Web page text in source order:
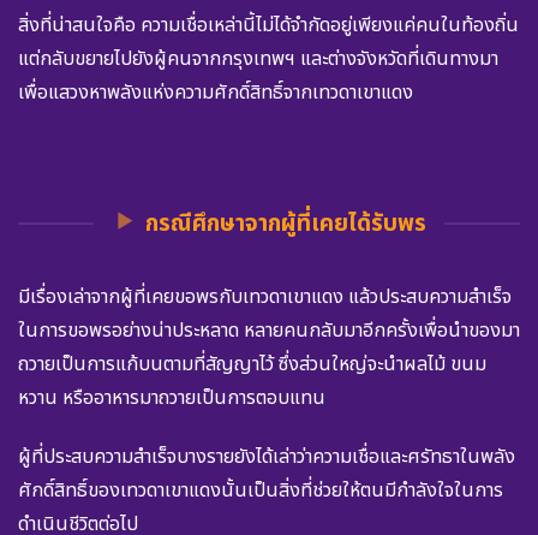
สิ่งที่น่าสนใจคือ ความเชื่อเหล่านี้ไม่ได้จำกัดอยู่เพียงแค่คนในท้องถิ่น
แต่กลับขยายไปยังผู้คนจากกรุงเทพฯ และต่างจังหวัดที่เดินทางมา
เพื่อแสวงหาพลังแห่งความศักดิ์สิทธิ์จากเทวดาเขาแดง
กรณีศึกษาจากผู้ที่เคยได้รับพร
มีเรื่องเล่าจากผู้ที่เคยขอพรกับเทวดาเขาแดง แล้วประสบความสำเร็จ
ในการขอพรอย่างน่าประหลาด หลายคนกลับมาอีกครั้งเพื่อนำของมา
ถวายเป็นการแก้บนตามที่สัญญาไว้ ซึ่งส่วนใหญ่จะนำผลไม้ ขนม
หวาน หรืออาหารมาถวายเป็นการตอบแทน
ผู้ที่ประสบความสำเร็จบางรายยังได้เล่าว่าความเชื่อและศรัทธาในพลัง
ศักดิ์สิทธิ์ของเทวดาเขาแดงนั้นเป็นสิ่งที่ช่วยให้ตนมีกำลังใจในการ
ดำเนินชีวิตต่อไป